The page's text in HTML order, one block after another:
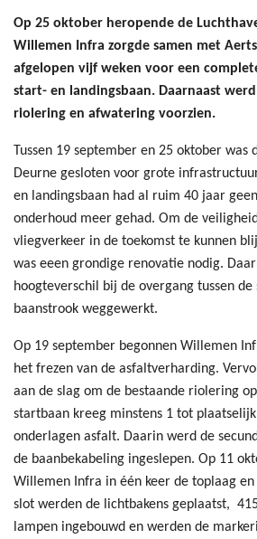
Op 25 oktober heropende de
Willemen Infra zorgde samen met
afgelopen vijf weken voor een
start- en landingsbaan. Daarnaast
riolering en afwatering voorzien.
Tussen 19 september en 25 oktober was
Deurne gesloten voor grote
en landingsbaan had al ruim 40 jaar
onderhoud meer gehad. Om de
vliegverkeer in de toekomst te kunnen
was eeen grondige renovatie nodig.
hoogteverschil bij de overgang tussen
baanstrook weggewerkt.
Op 19 september begonnen Willemen
het frezen van de asfaltverharding.
aan de slag om de bestaande riolering
startbaan kreeg minstens 1 tot
onderlagen asfalt. Daarin werd de
de baanbekabeling ingeslepen. Op 11
Willemen Infra in één keer de toplaag en
slot werden de lichtbakens geplaatst,
lampen ingebouwd en werden de